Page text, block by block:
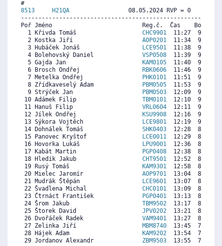
8513
H21QA
08.05.2024 RVP = 0     IP
Poř Jméno                          Reg.č.  Čas    Body
  1 Křivda Tomáš
CHC9901
11:27  9773
  2 Kostka Jiří
AOP0201
11:34  9675
  3 Hubáček Jonáš
LCE9501
11:38  9619
  4 Bolehovský Daniel
VSP0508
11:39  9605
  5 Gajda Jan
KAM0105
11:40  9591
  6 Brosch Ondřej
RBK0606
11:46  9507
  7 Metelka Ondřej
PHK0101
11:51  9437
  8 Zřídkaveselý Adam
PBM0505
11:53  9409
  9 Strýček Jan
PBM0503
12:09  9185
10 Adámek Filip TBM0101
12:10  9171
11 Hanuš Filip VRL0604
12:11  9157
12 Jílek Ondřej
KSU9908
12:16  9087
13 Sýkora Vojtěch
LCE9801
12:19  9046
14 Dohnálek Tomáš SHK0403
12:28  8920
15 Panovec Kryštof
LCE0011
12:29  8906
16 Hovorka Lukáš
LPU9001
12:36  8808
17 Kabát Martin
PGP0408
12:38  8780
18 Hledík Jakub CHT9501
12:52  8584
19 Rusý Tomáš
KAM9301
12:58  8500
20 Mielec Jaromír AOP9701
13:04  8416
21 Mudrák Štěpán
LCE9601
13:07  8374
22 Švadlena Michal CHC0101
13:09  8346
23 Čtrnáct František
PGP0401
13:13  8291
24 Šrom Jakub TBM9502
13:17  8235
25 Štorek David JPV0202
13:21  8179
26 Dvořáček Radek VAM9401
13:27  8095
27 Zelinka Jiří MBM8740
13:45  7843
28 Hájek Adam
KAM9202
13:54  7717
29 Jordanov Alexandr ZBM9503
13:55  7703